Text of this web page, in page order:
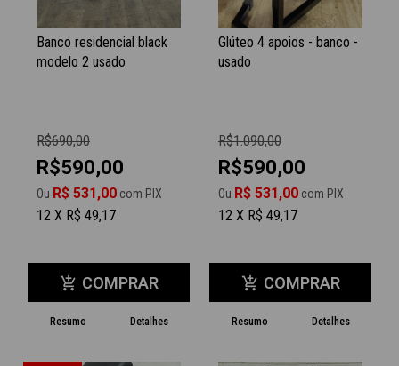
Banco residencial black
modelo 2 usado
R$690,00
R$590,00
Ou R$ 531,00 com PIX
12 X R$ 49,17
add_shopping_cart COMPRAR
Resumo Detalhes
Glúteo 4 apoios - banco -
usado
R$1.090,00
R$590,00
Ou R$ 531,00 com PIX
12 X R$ 49,17
add_shopping_cart COMPRAR
Resumo Detalhes